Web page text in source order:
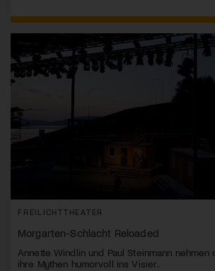
FREILICHTTHEATER
Morgarten-Schlacht Reloaded
Annette Windlin und Paul Steinmann nehmen
ihre Mythen humorvoll ins Visier.